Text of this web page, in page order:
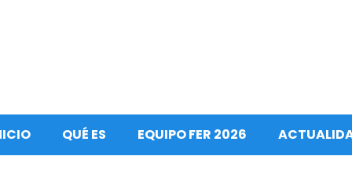
QUÉ ES EQUIPO FER 2026